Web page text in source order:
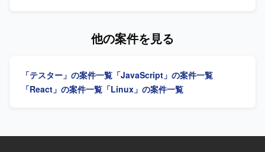
で発生した障害について、検知から原因特定、復旧、再発
る方を求めています。ログや既存のソースコードを手がか
りに、未知のシステムでも自律的に問題を調査・解決でき
絡できる方を歓迎いたします。復旧にとどまらず、根本原
他の案件を見る
「テスター」の案件一覧 「JavaScript」の案件一覧
「React」の案件一覧 「Linux」の案件一覧